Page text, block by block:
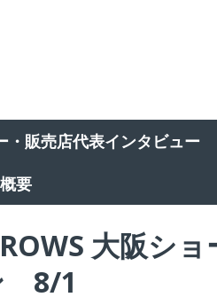
・販売店代表インタビュー
要
大阪ショ
8/1